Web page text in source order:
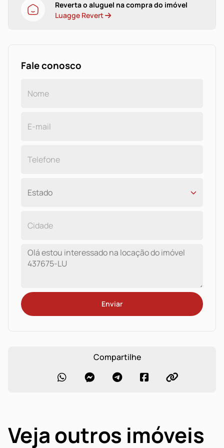
Reverta o aluguel na compra do imóvel
Luagge Revert
Fale conosco
Enviar
Compartilhe
Veja outros imóveis